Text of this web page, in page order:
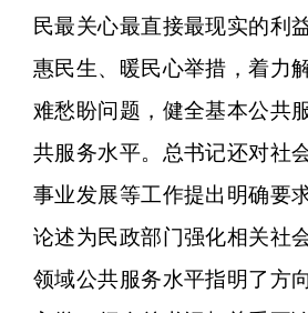
民最关心最直接最现实的利
惠民生、暖民心举措，着力
难愁盼问题，健全基本公共
共服务水平。总书记还对社
事业发展等工作提出明确要
论述为民政部门强化相关社
领域公共服务水平指明了方